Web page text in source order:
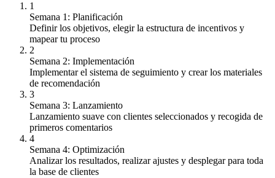
1
Semana 1: Planificación
Definir los objetivos, elegir la estructura de incentivos y
mapear tu proceso
2
Semana 2: Implementación
Implementar el sistema de seguimiento y crear los materiales
de recomendación
3
Semana 3: Lanzamiento
Lanzamiento suave con clientes seleccionados y recogida de
primeros comentarios
4
Semana 4: Optimización
Analizar los resultados, realizar ajustes y desplegar para toda
la base de clientes